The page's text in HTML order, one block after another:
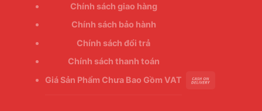
Chính sách giao hàng
Chính sách bảo hành
Chính sách đổi trả
Chính sách thanh toán
Giá Sản Phẩm Chưa Bao Gồm VAT